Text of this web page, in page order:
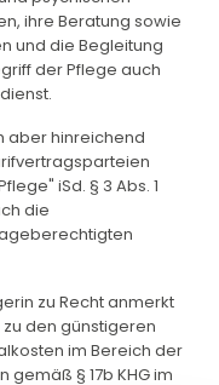
ihre Beratung sowie
und die Begleitung
der Pflege auch
aber hinreichend
iSd. § 3 Abs. 1
die
zu Recht anmerkt
den günstigeren
im Bereich der
§ 17b KHG im